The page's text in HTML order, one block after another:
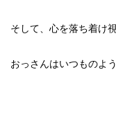
そして、心を落ち着け
おっさんはいつものよ